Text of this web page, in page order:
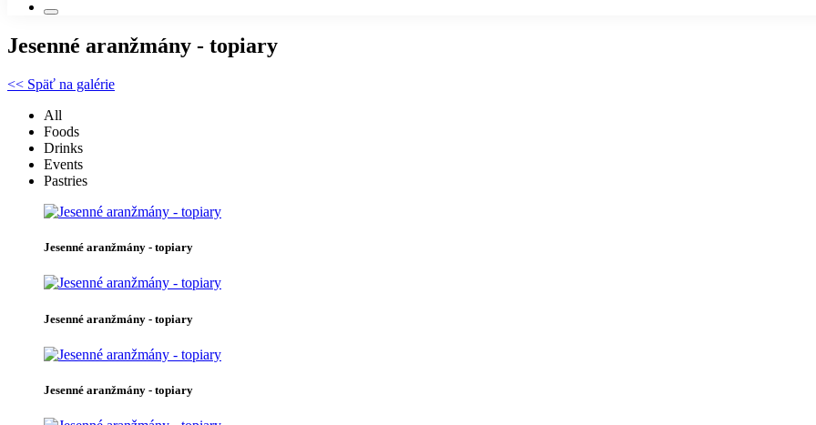
Jesenné aranžmány - topiary
<< Späť na galérie
All
Foods
Drinks
Events
Pastries
Jesenné aranžmány - topiary
Jesenné aranžmány - topiary
Jesenné aranžmány - topiary